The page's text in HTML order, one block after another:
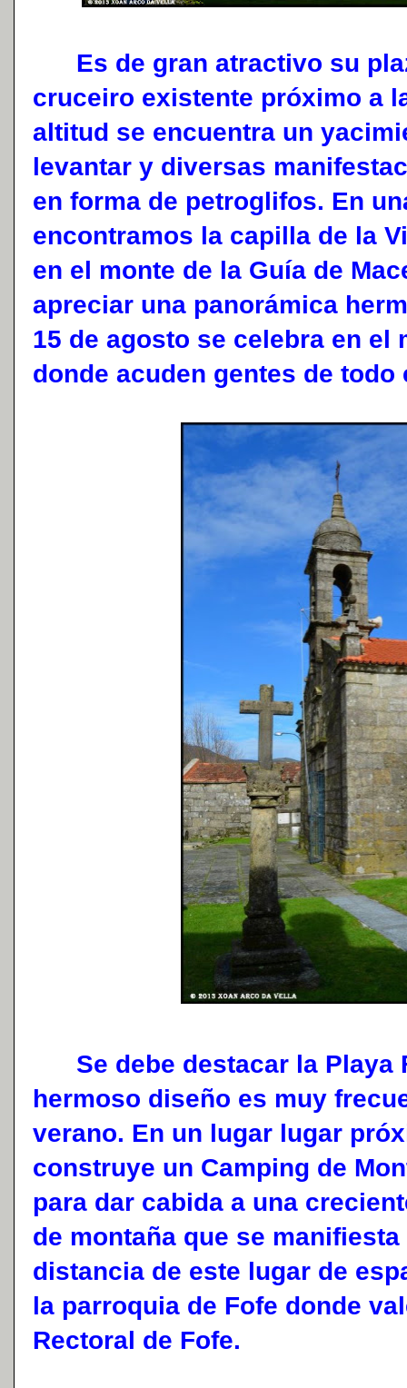
Es de gran atractivo su
cruceiro existente próximo a
altitud se encuentra un
levantar y diversas
en forma de petroglifos. En
encontramos la capilla de la
en el monte de la Guía de
apreciar una panorámica
15 de agosto se celebra en el
donde acuden gentes de
Se debe destacar la Playa
hermoso diseño es muy
verano. En un lugar lugar
construye un Camping de
para dar cabida a una
de montaña que se
distancia de este lugar de
la parroquia de Fofe donde
Rectoral de Fofe.